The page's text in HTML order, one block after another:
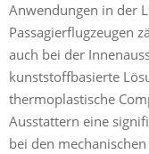
Anwendungen in der
Passagierflugzeugen
auch bei der
kunststoffbasierte
thermoplastische
Ausstattern eine
bei den